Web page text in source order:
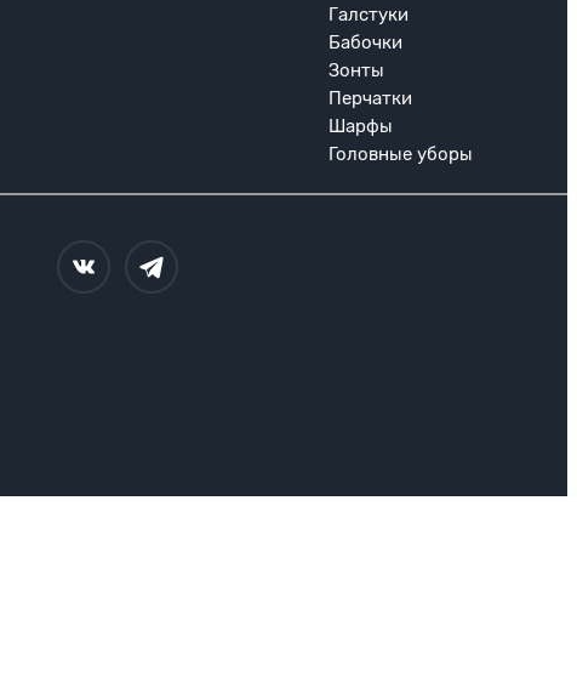
Галстуки
Бабочки
Зонты
Перчатки
Шарфы
Головные уборы